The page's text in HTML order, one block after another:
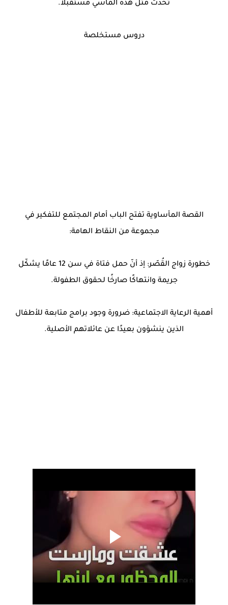
تحدث مثل هذه المآسي مستقبلاً.
دروس مستخلصة
القصة المأساوية تفتح الباب أمام المجتمع للتفكير في
مجموعة من النقاط الهامة:
خطورة زواج القُصّر: إذ أنّ حمل فتاة في سن 12 عامًا يشكّل
جريمة وانتهاكًا صارخًا لحقوق الطفولة.
أهمية الرعاية الاجتماعية: ضرورة وجود برامج متابعة للأطفال
الذين ينشؤون بعيدًا عن عائلاتهم الأصلية.